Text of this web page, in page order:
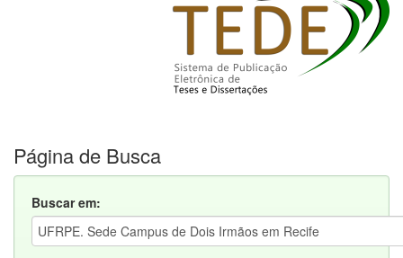
Página de Busca
Buscar em: